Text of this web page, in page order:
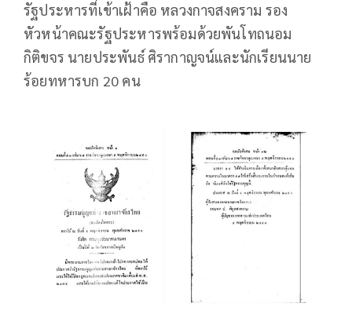
รัฐประหารที่เข้าเฝ้าคือ หลวงกาจสงคราม รอง
หัวหน้าคณะรัฐประหารพร้อมด้วยพันโทถนอม
กิติขจร นายประพันธ์ ศิรากาญจน์และนักเรียนนาย
ร้อยทหารบก 20 คน